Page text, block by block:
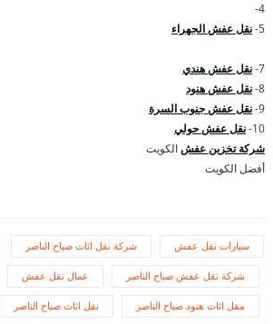
4-
5- نقل عفش الجهراء
7- نقل عفش هندي
8- نقل عفش هنود
9- نقل عفش جنوب السرة
10- نقل عفش حولي
شركة تخزين عفشالكويت
أفضل الكويت
سيارات نقل عفش شركة نقل اثاث صباح الناصر
شركة نقل عفش صباح الناصر عمال نقل عفش
مقل اثاث هنود صباح الناصر نقل اثاث صباح الناصر